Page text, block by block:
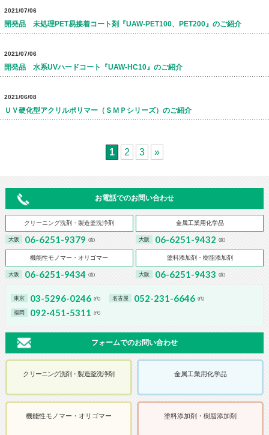
2021/07/06
開発品 未処理PET易接着コート剤『UAW-PET100、PET200』のご紹介
2021/07/06
開発品 水系UVハードコート『UAW-HC10』のご紹介
2021/06/08
ＵＶ硬化型アクリルポリマー（ＳＭＰシリーズ）のご紹介
1 2 3 »
お電話でのお問い合わせ
クリーニング洗剤・製造釜洗浄剤
大阪 06-6251-9379 (直)
金属工業用化学品
大阪 06-6251-9432 (直)
機能性モノマー・オリゴマー
大阪 06-6251-9434 (直)
塗料添加剤・樹脂添加剤
大阪 06-6251-9433 (直)
東京 03-5296-0246 (代) 名古屋 052-231-6646 (代)
福岡 092-451-5311 (代)
フォームでのお問い合わせ
クリーニング洗剤・製造釜洗浄剤 金属工業用化学品
機能性モノマー・オリゴマー 塗料添加剤・樹脂添加剤